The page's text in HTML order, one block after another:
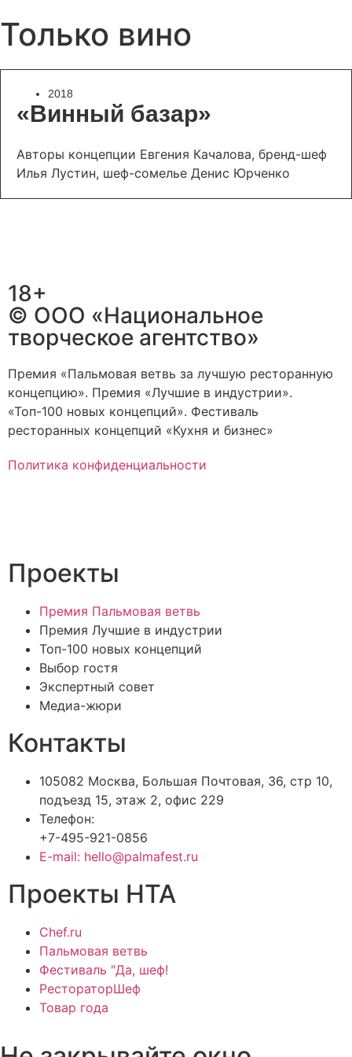
Только вино
2018
«Винный базар»
Авторы концепции Евгения Качалова, бренд-шеф
Илья Лустин, шеф-сомелье Денис Юрченко
18+
© ООО «Национальное
творческое агентство»
Премия «Пальмовая ветвь за лучшую ресторанную
концепцию». Премия «Лучшие в индустрии».
«Топ-100 новых концепций». Фестиваль
ресторанных концепций «Кухня и бизнес»
Политика конфиденциальности
Проекты
Премия Пальмовая ветвь
Премия Лучшие в индустрии
Топ-100 новых концепций
Выбор гостя
Экспертный совет
Медиа-жюри
Контакты
105082 Москва, Большая Почтовая, 36, стр 10,
подъезд 15, этаж 2, офис 229
Телефон:
+7-495-921-0856
E-mail: hello@palmafest.ru
Проекты НТА
Chef.ru
Пальмовая ветвь
Фестиваль "Да, шеф!
РестораторШеф
Товар года